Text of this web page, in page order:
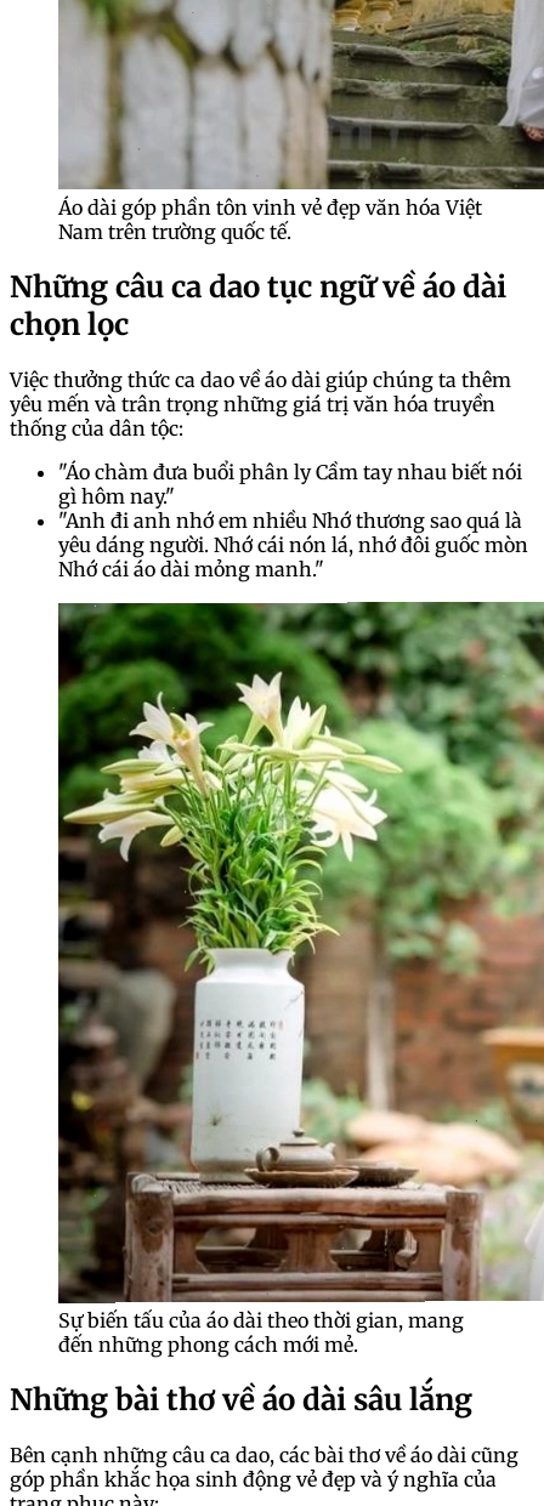
Áo dài góp phần tôn vinh vẻ đẹp văn hóa Việt
Nam trên trường quốc tế.
Những câu ca dao tục ngữ về áo dài
chọn lọc
Việc thưởng thức ca dao về áo dài giúp chúng ta thêm
yêu mến và trân trọng những giá trị văn hóa truyền
thống của dân tộc:
"Áo chàm đưa buổi phân ly Cầm tay nhau biết nói
gì hôm nay."
"Anh đi anh nhớ em nhiều Nhớ thương sao quá là
yêu dáng người. Nhớ cái nón lá, nhớ đôi guốc mòn
Nhớ cái áo dài mỏng manh."
Sự biến tấu của áo dài theo thời gian, mang
đến những phong cách mới mẻ.
Những bài thơ về áo dài sâu lắng
Bên cạnh những câu ca dao, các bài thơ về áo dài cũng
góp phần khắc họa sinh động vẻ đẹp và ý nghĩa của